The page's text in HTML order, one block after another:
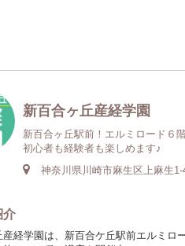
新百合ヶ丘産経学園
新百合ヶ丘駅前！エルミロード６
初心者も経験者も楽しめます♪
神奈川県川崎市麻生区上麻生
介
産経学園は、新百合ケ丘駅前エルミロ